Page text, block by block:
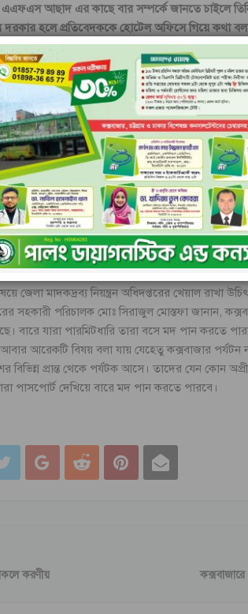
এএফএস আছাদ এর কাছে বার সম্পর্কে জানতে চাইলে
দরকার হলে প্রতিবেদককে হোটেল অফিসে গিয়ে কথা
অধিদপ্তর সুত্রে জানা গেছে, কক্সবাজারে একটি দেশিয় মদ
১০টির মতো বারের অনুমতি রয়েছে যেখানে
কার যাবে। ১০টি বারগুলো হলো রেনেসা,
হোটেল বার, সি ক্রাউনসহ আরো কয়েকটি। কিন্তু
বৈধ পারমিটধারির প্রয়োজন পড়েনা । কলেজ পড়–য়া
কোন ধরনের নেই। যার কারণে সামাকি অবস্থার
আ ন ম হেলাল উদ্দিন জানান,সমাজ অবক্ষয়ের একমাত্র
তাদের সচেতন হওয়া দরকার কারণ এ মদ কাকে
এখন তা অমান্য করে ছাত্র থেকে শুরু করে যাদের
অবক্ষয় বাড়ছে দিনদিন।
বাবুল হোসেন বলছিলেন, আমরা বারে যারা পারডমটধারি
অ্যালকোহল বিক্রি করি না। যারা উঠতি বয়সি
জেলা মাদকদ্রব্য নিয়ন্ত্রন অধিদপ্তরের খেয়াল রাখা
সহকারী পরিচালক মোঃ সিরাজুল মোস্তফা জানান,
যারা পারমিটধারি তারা বসে মদ পান করতে
আরেকটি বিষয় বলা যায় যেহেতু কক্সবাজার পর্যটন
প্রান্ত থেকে পর্যটক আসে। তাদের যেন কোন
পাসপোর্ট দেখিয়ে বারে মদ পান করতে পারবে।
করণীয় কক্সবাজারে